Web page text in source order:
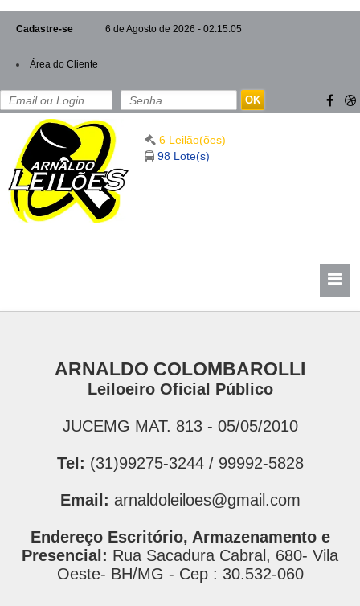
Cadastre-se 6 de Agosto de 2026 - 02:15:06
Área do Cliente
OK
6 Leilão(ões)
98 Lote(s)
ARNALDO COLOMBAROLLI
Leiloeiro Oficial Público
JUCEMG MAT. 813 - 05/05/2010
Tel: (31)99275-3244 / 99992-5828
Email: arnaldoleiloes@gmail.com
Endereço Escritório, Armazenamento e
Presencial: Rua Sacadura Cabral, 680- Vila
Oeste- BH/MG - Cep : 30.532-060